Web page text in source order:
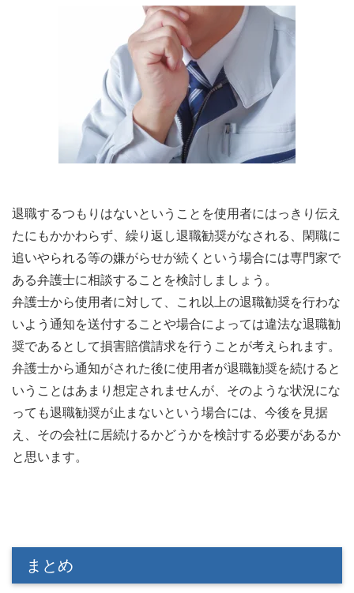
退職するつもりはないということを使用者にはっきり伝え
たにもかかわらず、繰り返し退職勧奨がなされる、閑職に
追いやられる等の嫌がらせが続くという場合には専門家で
ある弁護士に相談することを検討しましょう。
弁護士から使用者に対して、これ以上の退職勧奨を行わな
いよう通知を送付することや場合によっては違法な退職勧
奨であるとして損害賠償請求を行うことが考えられます。
弁護士から通知がされた後に使用者が退職勧奨を続けると
いうことはあまり想定されませんが、そのような状況にな
っても退職勧奨が止まないという場合には、今後を見据
え、その会社に居続けるかどうかを検討する必要があるか
と思います。
まとめ